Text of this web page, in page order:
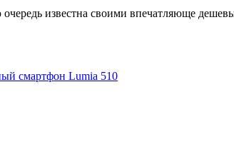
известна своими впечатляюще
смартфон Lumia 510